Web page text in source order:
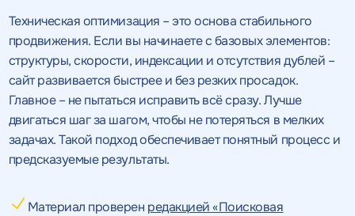
Техническая оптимизация – это основа стабильного
продвижения. Если вы начинаете с базовых элементов:
структуры, скорости, индексации и отсутствия дублей –
сайт развивается быстрее и без резких просадок.
Главное – не пытаться исправить всё сразу. Лучше
двигаться шаг за шагом, чтобы не потеряться в мелких
задачах. Такой подход обеспечивает понятный процесс и
предсказуемые результаты.
Материал проверен редакцией «Поисковая